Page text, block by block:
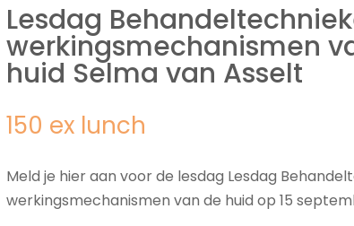
Lesdag
werkingsmechanismen
huid Selma van Asselt
150 ex lunch
Meld je hier aan voor de lesdag Lesdag
werkingsmechanismen van de huid op 15